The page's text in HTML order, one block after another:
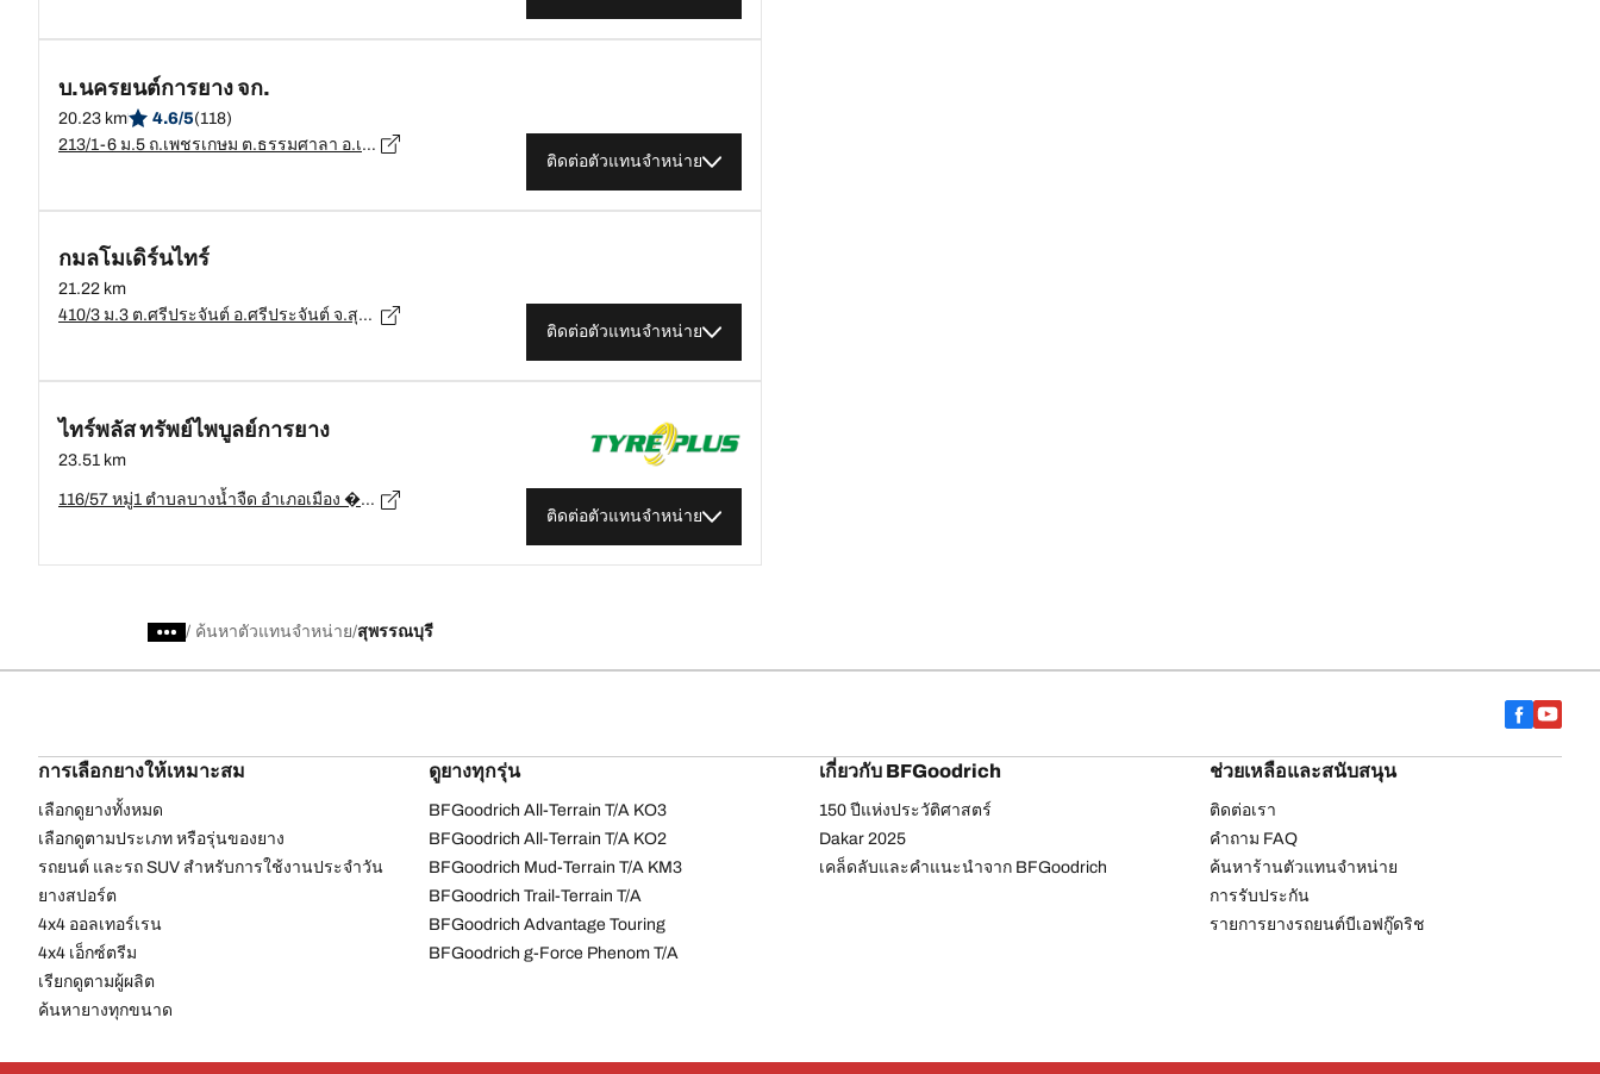
บ.นครยนต์การยาง จก.
20.23 km 4.6/5(118)
213/1-6 ม.5 ถ.เพชรเกษม ต.ธรรมศาลา อ.เมืองนครปฐม จ.นครปฐม, นครปฐม - 73000
ติดต่อตัวแทนจำหน่าย
กมลโมเดิร์นไทร์
21.22 km
410/3 ม.3 ต.ศรีประจันต์ อ.ศรีประจันต์ จ.สุพรรณบุรี, สุพรรณบุรี - 72160
ติดต่อตัวแทนจำหน่าย
ไทร์พลัส ทรัพย์ไพบูลย์การยาง
23.51 km
116/57 หมู่1 ตำบลบางน้ำจืด อำเภอเมือง ���ังหวัดสมุทรสาคร 74000, สมุทรสาคร - 74000
ติดต่อตัวแทนจำหน่าย
/ ค้นหาตัวแทนจำหน่าย สุพรรณบุรี
การเลือกยางให้เหมาะสม
เลือกดูยางทั้งหมด
เลือกดูตามประเภท หรือรุ่นของยาง
รถยนต์ และรถ SUV สำหรับการใช้งานประจำวัน
ยางสปอร์ต
4x4 ออลเทอร์เรน​
4x4 เอ็กซ์ตรีม​
เรียกดูตามผู้ผลิต
ค้นหายางทุกขนาด
ดูยางทุกรุ่น
BFGoodrich All-Terrain T/A KO3
BFGoodrich All-Terrain T/A KO2
BFGoodrich Mud-Terrain T/A KM3
BFGoodrich Trail-Terrain T/A
BFGoodrich Advantage Touring
BFGoodrich g-Force Phenom T/A
เกี่ยวกับ BFGoodrich
150 ปีแห่งประวัติศาสตร์
Dakar 2025
เคล็ดลับและคำแนะนำจาก BFGoodrich
ช่วยเหลือและสนับสนุน
ติดต่อเรา
คำถาม FAQ
ค้นหาร้านตัวแทนจำหน่าย
การรับประกัน
รายการยางรถยนต์บีเอฟกู๊ดริช